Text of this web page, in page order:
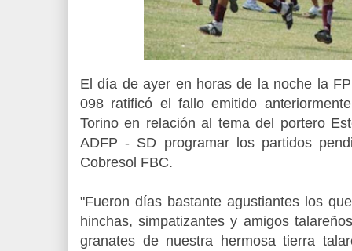
El día de ayer en horas de la noche la
098 ratificó el fallo emitido
Torino en relación al tema del portero
ADFP - SD programar los partidos
Cobresol FBC.
"Fueron días bastante agustiantes los
hinchas, simpatizantes y amigos
granates de nuestra hermosa tierra